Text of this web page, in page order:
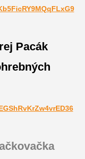
Pacák